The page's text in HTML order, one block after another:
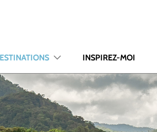
INSPIREZ-MOI